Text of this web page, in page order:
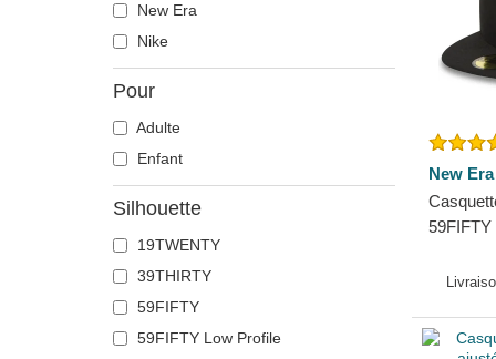
New Era
Nike
Pour
Adulte
Enfant
Silhouette
19TWENTY
39THIRTY
59FIFTY
59FIFTY Low Profile
New Era
59FIFTY
Angeles
Era